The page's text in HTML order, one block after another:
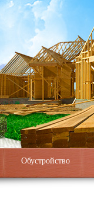
Обустройство